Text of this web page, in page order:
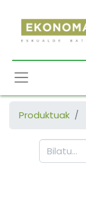
Produktuak